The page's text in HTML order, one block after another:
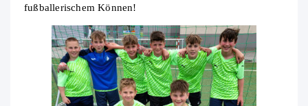
fußballerischem Können!